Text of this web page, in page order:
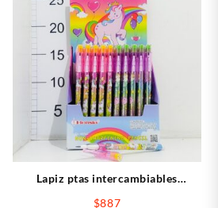
Lapiz ptas intercambiables
$887